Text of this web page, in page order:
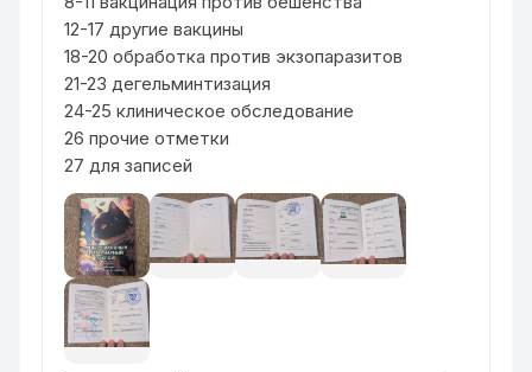
12-17 другие вакцины
18-20 обработка против экзопаразитов
21-23 дегельминтизация
24-25 клиническое обследование
26 прочие отметки
27 для записей